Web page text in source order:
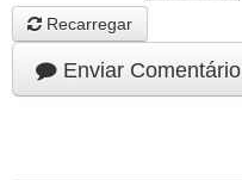
Recarregar
Enviar Comentário